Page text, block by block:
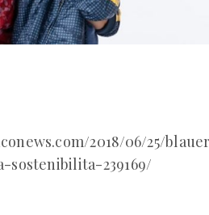
2018/06/25/
239169/